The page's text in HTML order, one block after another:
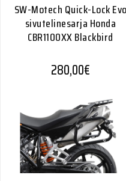
SW-Motech Quick-Lock Evo
sivutelinesarja Honda
CBR1100XX Blackbird
280,00€